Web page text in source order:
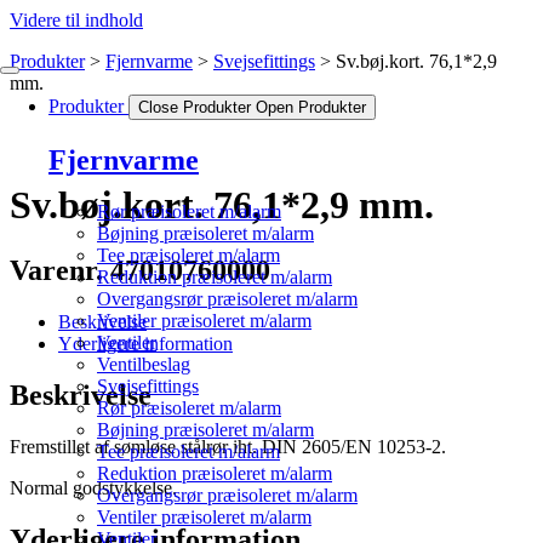
Videre til indhold
Produkter Close Produkter Open Produkter
Fjernvarme
Rør præisoleret m/alarm
Bøjning præisoleret m/alarm
Tee præisoleret m/alarm
Reduktion præisoleret m/alarm
Overgangsrør præisoleret m/alarm
Ventiler præisoleret m/alarm
Ventiler
Ventilbeslag
Svejsefittings
Rør præisoleret m/alarm
Bøjning præisoleret m/alarm
Tee præisoleret m/alarm
Reduktion præisoleret m/alarm
Overgangsrør præisoleret m/alarm
Ventiler præisoleret m/alarm
Ventiler
Produkter Fjernvarme Svejsefittings
Sv.bøj.kort. 76,1*2,9
mm.
Sv.bøj.kort. 76,1*2,9 mm.
Varenr. 47010760000
Beskrivelse
Yderligere information
Beskrivelse
Fremstillet af sømløse stålrør iht. DIN 2605/EN 10253-2.
Normal godstykkelse.